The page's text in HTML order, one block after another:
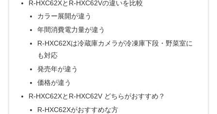
R-HXC62XとR-HXC62Vの違いを比較
カラー展開が違う
年間消費電力量が違う
R-HXC62Xは冷蔵庫カメラが冷凍庫下段・野菜室に
も対応
発売年が違う
価格が違う
R-HXC62XとR-HXC62V どちらがおすすめ？
R-HXC62Xがおすすめな方